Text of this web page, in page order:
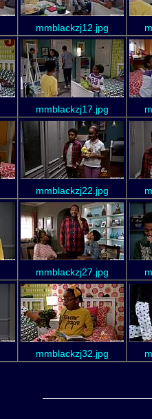
mmblackzj12.jpg
mmblackzj17.jpg
mmblackzj22.jpg
mmblackzj27.jpg
mmblackzj32.jpg